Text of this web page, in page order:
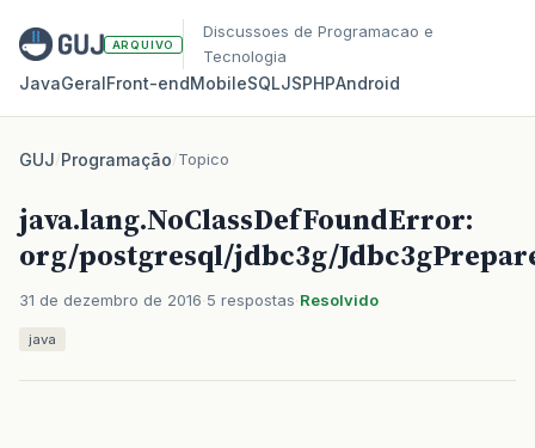
ARQUIVO
Discussoes de Programacao e
Tecnologia
JavaGeralFront‑endMobileSQLJSPHPAndroid
GUJ/Programação/Topico
java.lang.NoClassDefFoundError:
org/postgresql/jdbc3g/
31 de dezembro de 2016 5 respostas Resolvido
java